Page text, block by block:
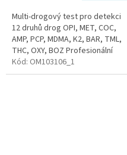
hvězdiček.
Multi-drogový test pro detekci
12 druhů drog OPI, MET, COC,
AMP, PCP, MDMA, K2, BAR, TML,
THC, OXY, BOZ Profesionální
použití Výběr z variant 1ks/100
ks Expirace:...
Kód: OM103106_1